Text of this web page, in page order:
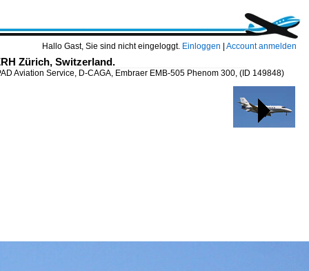
Hallo Gast, Sie sind nicht eingeloggt. Einloggen Account anmelden
Zürich, Switzerland.
Aviation Service, D-CAGA, Embraer EMB-505 Phenom 300, (ID 149848)